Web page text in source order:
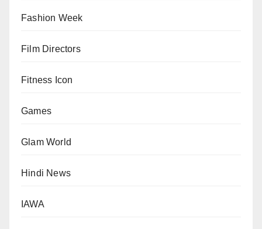
Fashion Week
Film Directors
Fitness Icon
Games
Glam World
Hindi News
IAWA